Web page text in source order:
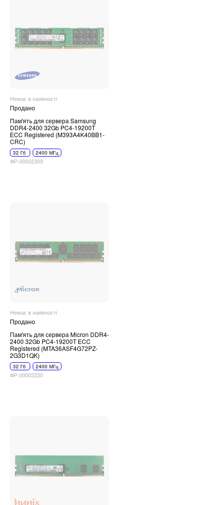
Немає в наявності
Продано
Пам'ять для сервера Samsung
DDR4-2400 32Gb PC4-19200T
ECC Registered (M393A4K40BB1-
CRC)
32 Гб 2400 МГц
ФР-00002305
Немає в наявності
Продано
Пам'ять для сервера Micron DDR4-
2400 32Gb PC4-19200T ECC
Registered (MTA36ASF4G72PZ-
2G3D1QK)
32 Гб 2400 МГц
ФР-00002220